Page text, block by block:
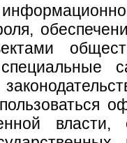
власти,